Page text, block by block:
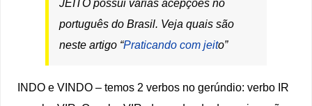
JEITO possui várias acepções no
português do Brasil. Veja quais são
neste artigo “Praticando com jeito”
INDO e VINDO – temos 2 verbos no gerúndio: verbo IR